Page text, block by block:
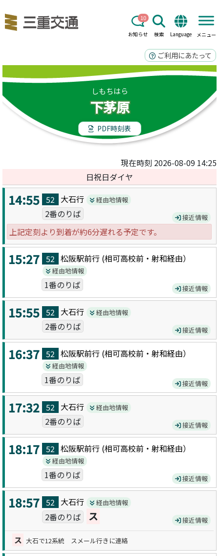
お知らせ
10
検索 Language メニュー
ご利用にあたって
しもちはら
下茅原
PDF時刻表
現在時刻 2026-08-09 14:25
日祝日ダイヤ
14:55 52 大石行 経由地情報
2番のりば 接近情報
上記定刻より到着が約6分遅れる予定です。
15:27 52 松阪駅前行 (相可高校前・射和経由）
経由地情報
1番のりば 接近情報
15:55 52 大石行 経由地情報
2番のりば 接近情報
16:37 52 松阪駅前行 (相可高校前・射和経由）
経由地情報
1番のりば 接近情報
17:32 52 大石行 経由地情報
2番のりば 接近情報
18:17 52 松阪駅前行 (相可高校前・射和経由）
経由地情報
1番のりば 接近情報
18:57 52 大石行 経由地情報
2番のりば ス 接近情報
ス 大石で12系統 スメール行きに連絡